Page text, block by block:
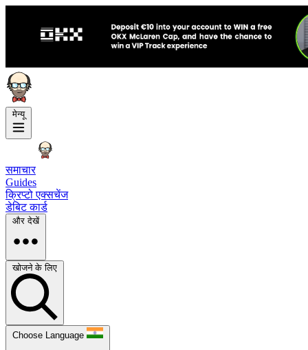
मेन्यू
समाचार
Guides
क्रिप्टो एक्सचेंज
डेबिट कार्ड
और देखें
खोजने के लिए
Choose Language